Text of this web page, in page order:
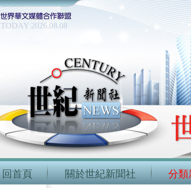
TODAY 2026.08.08
回首頁 關於世紀新聞社 分類